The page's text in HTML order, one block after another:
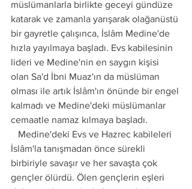
müslümanlarla birlikte geceyi gündüze
katarak ve zamanla yarışarak olağanüstü
bir gayretle çalışınca, İslâm Medine'de
hızla yayılmaya başladı. Evs kabilesinin
lideri ve Medine'nin en saygın kişisi
olan Sa'd İbni Muaz'ın da müslüman
olması ile artık İslâm'ın önünde bir engel
kalmadı ve Medine'deki müslümanlar
cemaatle namaz kılmaya başladı.
İslâm'la tanışmadan önce sürekli
birbiriyle savaşır ve her savaşta çok
gençler ölürdü. Ölen gençlerin eşleri